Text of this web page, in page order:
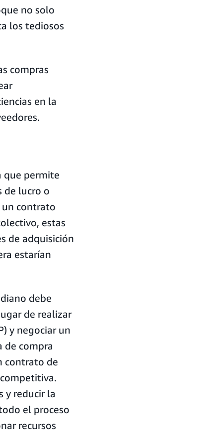
no solo
los tediosos
compras
en la
que permite
de lucro o
un contrato
estas
de adquisición
estarían
debe
de realizar
y negociar un
de compra
contrato de
y reducir la
el proceso
recursos